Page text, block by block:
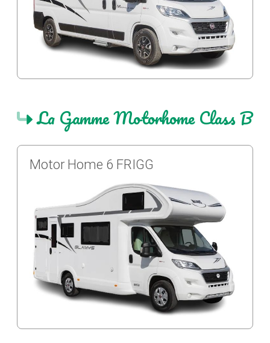
La Gamme Motorhome Class B
Motor Home 6 FRIGG